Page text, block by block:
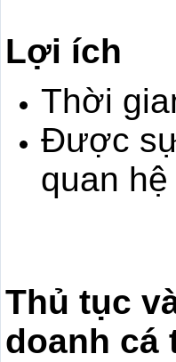
Lợi ích
Thời
Được
quan
Thủ tục
doanh cá